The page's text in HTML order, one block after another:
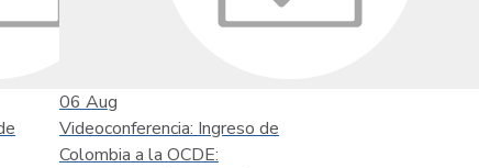
06 Aug
Videoconferencia: Ingreso de
Colombia a la OCDE: